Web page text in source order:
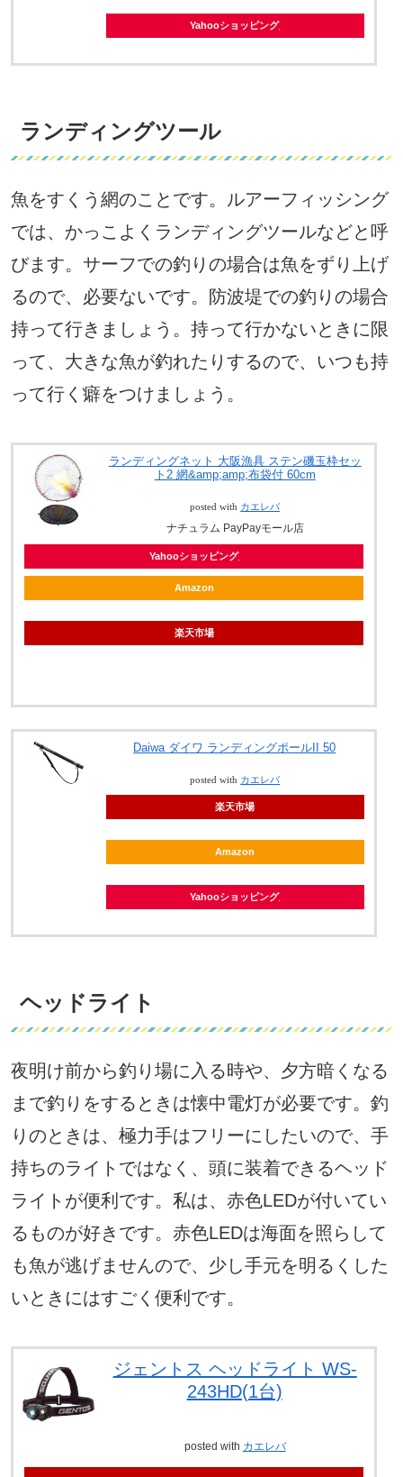
Yahooショッピング
ランディングツール
魚をすくう網のことです。ルアーフィッシング
では、かっこよくランディングツールなどと呼
びます。サーフでの釣りの場合は魚をずり上げ
るので、必要ないです。防波堤での釣りの場合
持って行きましょう。持って行かないときに限
って、大きな魚が釣れたりするので、いつも持
って行く癖をつけましょう。
ランディングネット 大阪漁具 ステン磯玉枠セッ
ト2 網&amp;amp;布袋付 60cm
posted with カエレバ
ナチュラム PayPayモール店
Yahooショッピング
Amazon
楽天市場
Daiwa ダイワ ランディングポールII 50
posted with カエレバ
楽天市場
Amazon
Yahooショッピング
ヘッドライト
夜明け前から釣り場に入る時や、夕方暗くなる
まで釣りをするときは懐中電灯が必要です。釣
りのときは、極力手はフリーにしたいので、手
持ちのライトではなく、頭に装着できるヘッド
ライトが便利です。私は、赤色LEDが付いてい
るものが好きです。赤色LEDは海面を照らして
も魚が逃げませんので、少し手元を明るくした
いときにはすごく便利です。
ジェントス ヘッドライト WS-
243HD(1台)
posted with カエレバ